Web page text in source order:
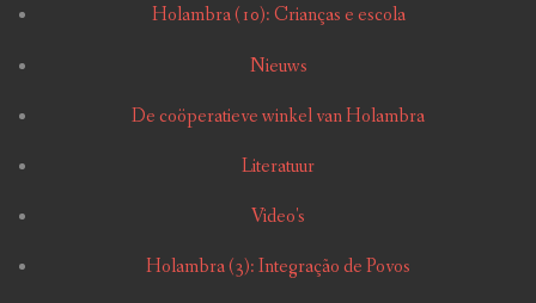
Holambra (10): Crianças e escola
Nieuws
De coöperatieve winkel van Holambra
Literatuur
Video's
Holambra (3): Integração de Povos